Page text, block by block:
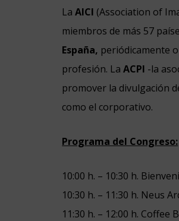
LaAICI (Association of
miembros de más 57
España, periódicamente
profesión. LaACPI -la
promover la divulgación
como el corporativo.
Programa del Congreso:
10:00 h. – 10:30 h.
10:30 h. – 11:30 h. Neus
11:30 h. – 12:00 h.